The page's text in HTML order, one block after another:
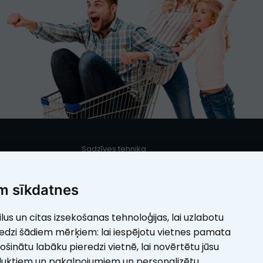
sīkdatnes
un citas izsekošanas tehnoloģijas, lai uzlabotu
šādiem mērķiem: lai iespējotu vietnes pamata
labāku pieredzi vietnē, lai novērtētu jūsu
Sadzīves tehnika
Skaistumam